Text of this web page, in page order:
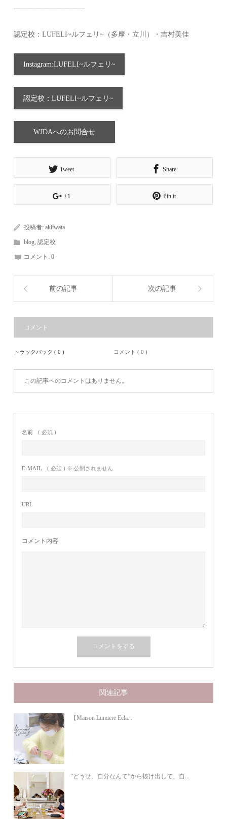
——————————
認定校：LUFELI~ルフェリ~（多摩・立川）・吉村美佳
Instagram:LUFELI~ルフェリ~
認定校：LUFELI~ルフェリ~
WJDAへのお問合せ
Tweet Share
+1 Pin it
投稿者:akiiwata
blog,認定校
コメント:0
前の記事 次の記事
コメント
トラックバック ( 0 ) コメント ( 0 )
この記事へのコメントはありません。
名前 ( 必須 )
E-MAIL ( 必須 ) ※ 公開されません
URL
コメント内容
関連記事
【Maison Lumiere Ecla...
”どうせ、自分なんて”から抜け出して、自...